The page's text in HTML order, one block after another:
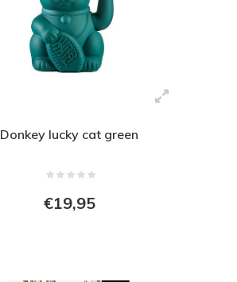
Donkey lucky cat green
€19,95